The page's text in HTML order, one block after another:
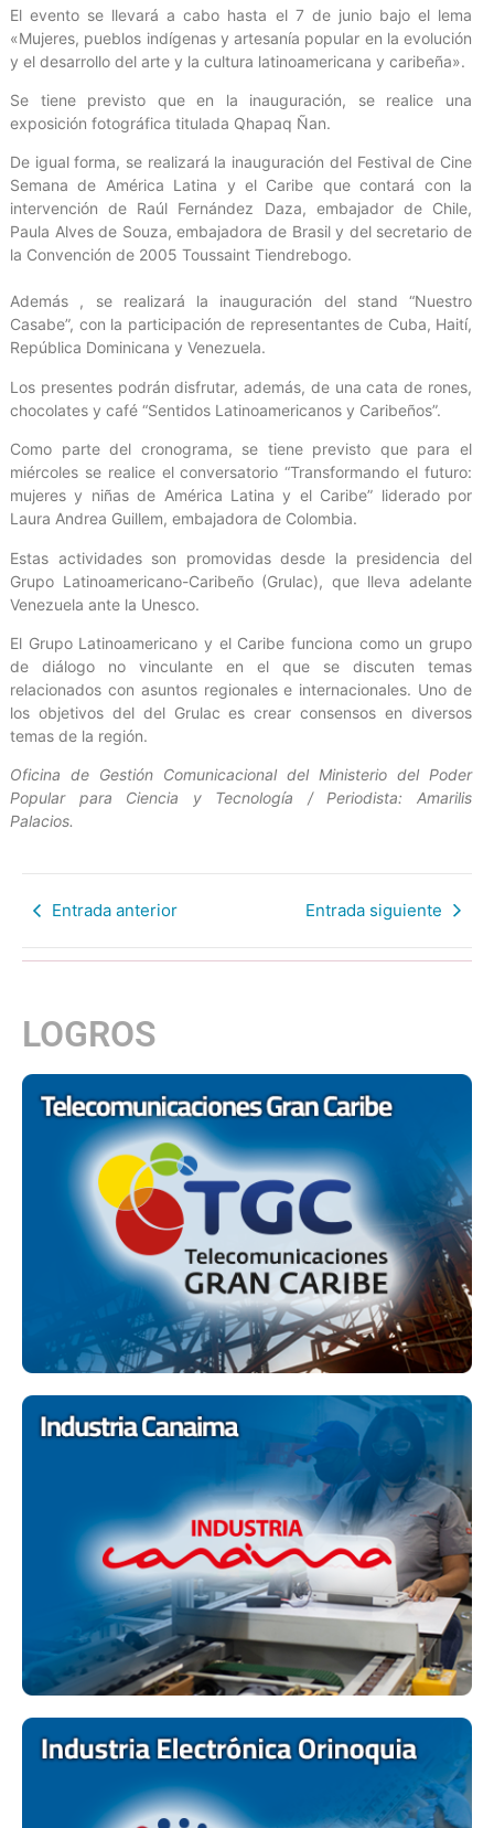
El evento se llevará a cabo hasta el 7 de junio bajo el lema
«Mujeres, pueblos indígenas y artesanía popular en la evolución
y el desarrollo del arte y la cultura latinoamericana y caribeña».
Se tiene previsto que en la inauguración, se realice una
exposición fotográfica titulada Qhapaq Ñan.
De igual forma, se realizará la inauguración del Festival de Cine
Semana de América Latina y el Caribe que contará con la
intervención de Raúl Fernández Daza, embajador de Chile,
Paula Alves de Souza, embajadora de Brasil y del secretario de
la Convención de 2005 Toussaint Tiendrebogo.
Además , se realizará la inauguración del stand “Nuestro
Casabe”, con la participación de representantes de Cuba, Haití,
República Dominicana y Venezuela.
Los presentes podrán disfrutar, además, de una cata de rones,
chocolates y café “Sentidos Latinoamericanos y Caribeños”.
Como parte del cronograma, se tiene previsto que para el
miércoles se realice el conversatorio “Transformando el futuro:
mujeres y niñas de América Latina y el Caribe” liderado por
Laura Andrea Guillem, embajadora de Colombia.
Estas actividades son promovidas desde la presidencia del
Grupo Latinoamericano-Caribeño (Grulac), que lleva adelante
Venezuela ante la Unesco.
El Grupo Latinoamericano y el Caribe funciona como un grupo
de diálogo no vinculante en el que se discuten temas
relacionados con asuntos regionales e internacionales. Uno de
los objetivos del del Grulac es crear consensos en diversos
temas de la región.
Oficina de Gestión Comunicacional del Ministerio del Poder
Popular para Ciencia y Tecnología / Periodista: Amarilis
Palacios.
Entrada anterior Entrada siguiente
LOGROS